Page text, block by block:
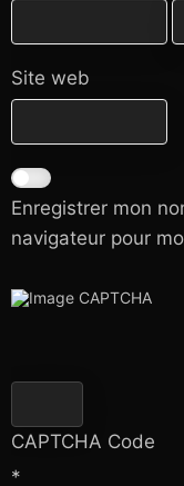
Site web
Enregistrer mon
navigateur pour
CAPTCHA Code
*